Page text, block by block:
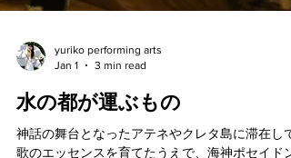
Jan 1
3 min read
水の都が運ぶもの